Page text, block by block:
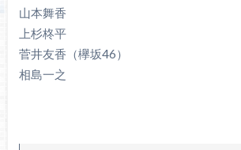
山本舞香
上杉柊平
菅井友香（欅坂46）
相島一之